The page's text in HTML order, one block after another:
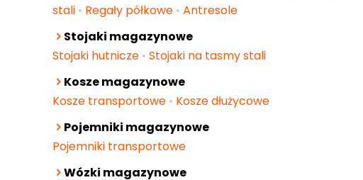
stali • Regały półkowe • Antresole
Stojaki magazynowe
Stojaki hutnicze • Stojaki na tasmy stali
Kosze magazynowe
Kosze transportowe • Kosze dłużycowe
Pojemniki magazynowe
Pojemniki transportowe
Wózki magazynowe